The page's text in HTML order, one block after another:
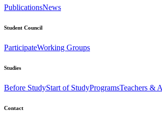
PublicationsNews
Student Council
ParticipateWorking Groups
Studies
Before StudyStart of StudyProgramsTeachers &
Contact